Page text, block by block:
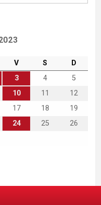
V S
D
3 4
5
10 11
12
17 18
19
24 25
26